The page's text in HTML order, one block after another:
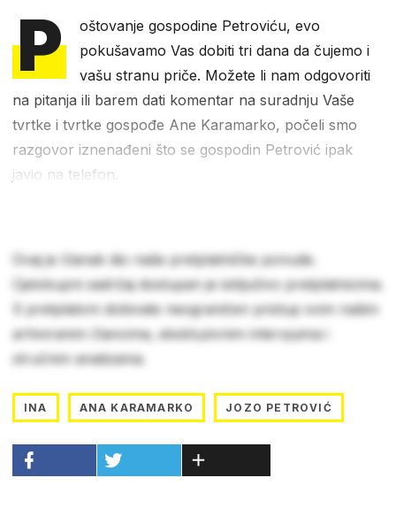
P
oštovanje gospodine Petroviću, evo
pokušavamo Vas dobiti tri dana da čujemo i
vašu stranu priče. Možete li nam odgovoriti
na pitanja ili barem dati komentar na suradnju Vaše
tvrtke i tvrtke gospođe Ane Karamarko, počeli smo
razgovor iznenađeni što se gospodin Petrović ipak
javio na telefon.
Ovaj je članak dio naše pretplatničke ponude.
Cjelokupni sadržaj dostupan je isključivo pretplatnicima.
S pretplatom dobivate neograničen pristup svim našim
arhiviranim člancima, ekskluzivnim intervjuima i
stručnim analizama.
INA ANA KARAMARKO JOZO PETROVIĆ